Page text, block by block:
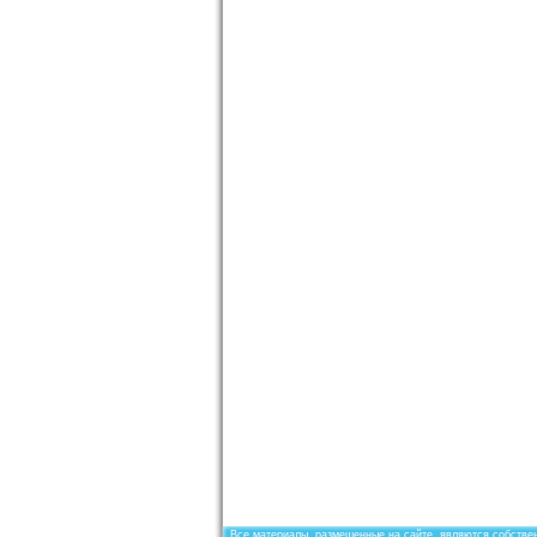
Все материалы, размещенные на сайте, являются